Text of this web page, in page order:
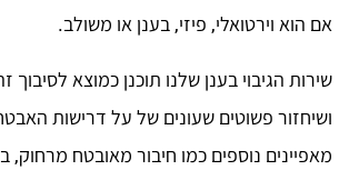
אם הוא וירטואלי, פיזי, בענן או משולב.
שירות הגיבוי בענן שלנו תוכנן כמוצא לסיבוך
ושיחזור פשוטים שעונים של על דרישות
מאפיינים נוספים כמו חיבור מאובטח מרחוק,